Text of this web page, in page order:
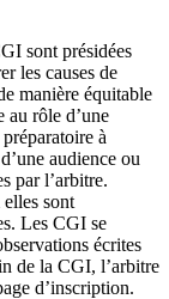
sont présidées
les causes de
manière équitable
au rôle d’une
à
audience ou
par l’arbitre.
elles sont
Les CGI se
écrites
de la CGI, l’arbitre
d’inscription.